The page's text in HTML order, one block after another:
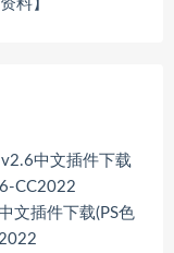
料】
中文插件下载
CC2022
文插件下载(PS色